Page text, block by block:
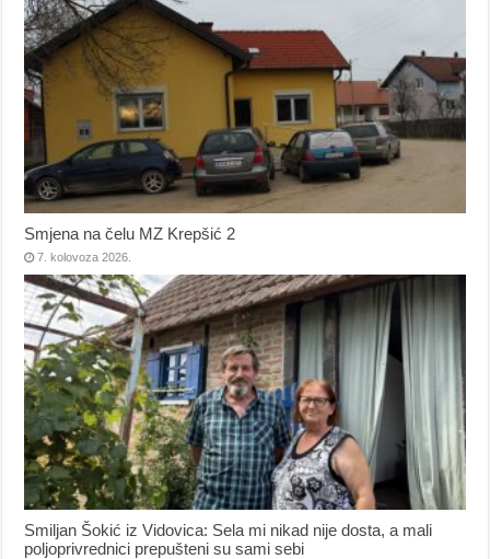
Smjena na čelu MZ Krepšić 2
7. kolovoza 2026.
Smiljan Šokić iz Vidovica: Sela mi nikad nije dosta, a mali
poljoprivrednici prepušteni su sami sebi